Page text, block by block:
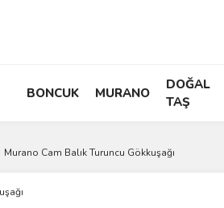
BONCUK MURANO
DOĞAL
TAŞ
Murano Cam Balık Turuncu Gökkuşağı